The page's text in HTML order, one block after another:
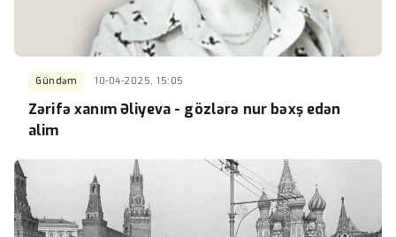
Gündəm 10-04-2025, 15:05
Zərifə xanım Əliyeva - gözlərə nur bəxş edən
alim